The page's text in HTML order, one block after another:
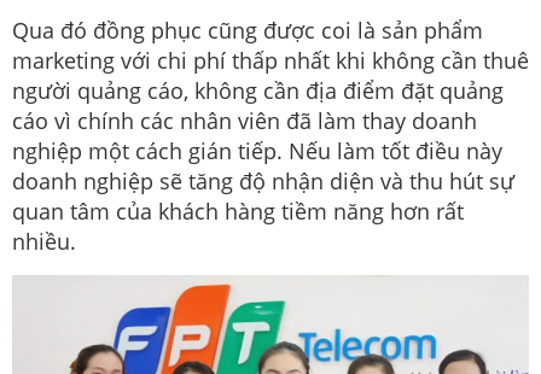
Qua đó đồng phục cũng được coi là sản phẩm
marketing với chi phí thấp nhất khi không cần thuê
người quảng cáo, không cần địa điểm đặt quảng
cáo vì chính các nhân viên đã làm thay doanh
nghiệp một cách gián tiếp. Nếu làm tốt điều này
doanh nghiệp sẽ tăng độ nhận diện và thu hút sự
quan tâm của khách hàng tiềm năng hơn rất
nhiều.